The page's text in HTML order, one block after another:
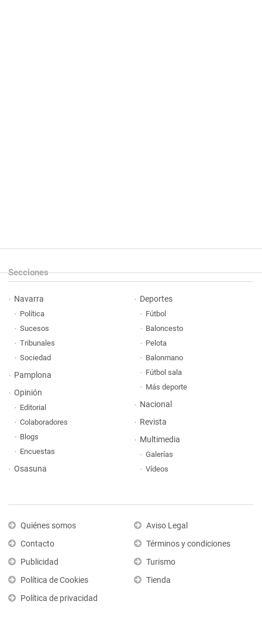
Secciones
Navarra
Política
Sucesos
Tribunales
Sociedad
Pamplona
Opinión
Editorial
Colaboradores
Blogs
Encuestas
Osasuna
Deportes
Fútbol
Baloncesto
Pelota
Balonmano
Fútbol sala
Más deporte
Nacional
Revista
Multimedia
Galerías
Vídeos
Quiénes somos
Contacto
Publicidad
Política de Cookies
Política de privacidad
Aviso Legal
Términos y condiciones
Turismo
Tienda